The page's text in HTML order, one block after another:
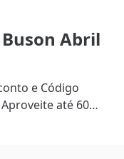
Abril
e Código
até 60%